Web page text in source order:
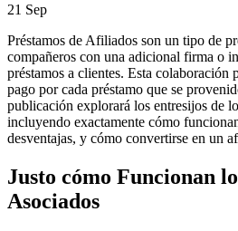
21 Sep
Préstamos de Afiliados son un tipo de
compañeros con una adicional firma o
préstamos a clientes. Esta colaboración
pago por cada préstamo que se
publicación explorará los entresijos de
incluyendo exactamente cómo
desventajas, y cómo convertirse en un
Justo cómo Funcionan
Asociados